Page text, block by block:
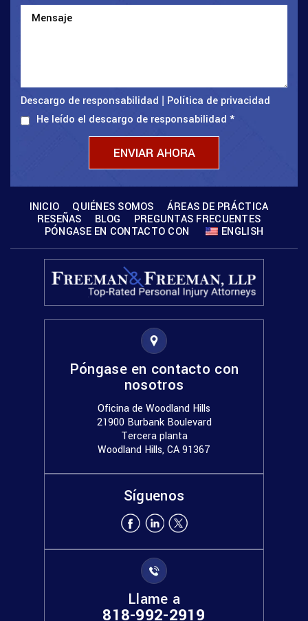
Descargo de responsabilidad
Política de privacidad
He leído el descargo de responsabilidad *
INICIO QUIÉNES SOMOS
ÁREAS DE PRÁCTICA
RESEÑAS
BLOG
PREGUNTAS FRECUENTES
PÓNGASE EN CONTACTO CON
ENGLISH
Póngase en contacto con
nosotros
Oficina de Woodland Hills
21900 Burbank Boulevard
Tercera planta
Woodland Hills, CA 91367
Síguenos
Llame a
818-992-2919